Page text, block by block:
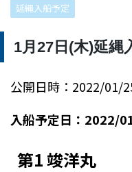
延縄入船予定
1月27日(木)延縄
公開日時：2022/01/
入船予定日：2022/
第1 竣洋丸